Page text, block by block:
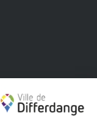
Play Store
✕